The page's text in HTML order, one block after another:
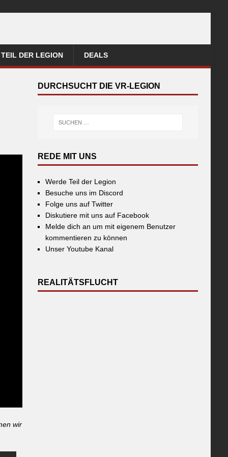
DER LEGION DEALS
wir
DURCHSUCHT DIE VR-LEGION
REDE MIT UNS
Werde Teil der Legion
Besuche uns im Discord
Folge uns auf Twitter
Diskutiere mit uns auf Facebook
Melde dich an um mit eigenem Benutzer
kommentieren zu können
Unser Youtube Kanal
REALITÄTSFLUCHT